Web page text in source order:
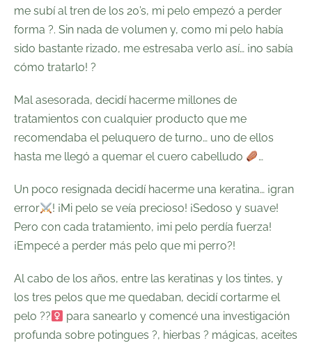
me subí al tren de los 20’s, mi pelo empezó a perder
forma ?. Sin nada de volumen y, como mi pelo había
sido bastante rizado, me estresaba verlo así… ¡no sabía
cómo tratarlo! ?
Mal asesorada, decidí hacerme millones de
tratamientos con cualquier producto que me
recomendaba el peluquero de turno… uno de ellos
hasta me llegó a quemar el cuero cabelludo
…
Un poco resignada decidí hacerme una keratina… ¡gran
error
! ¡Mi pelo se veía precioso! ¡Sedoso y suave!
Pero con cada tratamiento, ¡mi pelo perdía fuerza!
¡Empecé a perder más pelo que mi perro?!
Al cabo de los años, entre las keratinas y los tintes, y
los tres pelos que me quedaban, decidí cortarme el
pelo ??‍
para sanearlo y comencé una investigación
profunda sobre potingues ?, hierbas ? mágicas, aceites